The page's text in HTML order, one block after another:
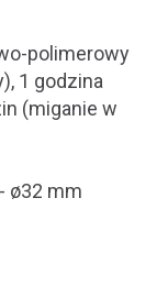
polimerowy
1 godzina
(miganie w
ø32 mm